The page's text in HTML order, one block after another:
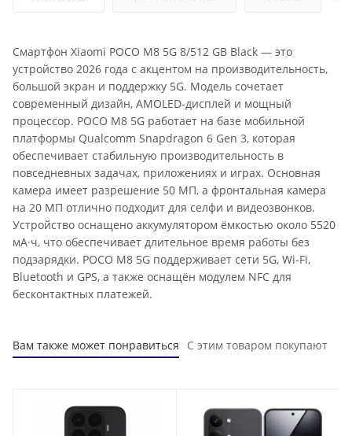
Смартфон Xiaomi POCO M8 5G 8/512 GB Black — это
устройство 2026 года с акцентом на производительность,
большой экран и поддержку 5G. Модель сочетает
современный дизайн, AMOLED-дисплей и мощный
процессор. POCO M8 5G работает на базе мобильной
платформы Qualcomm Snapdragon 6 Gen 3, которая
обеспечивает стабильную производительность в
повседневных задачах, приложениях и играх. Основная
камера имеет разрешение 50 МП, а фронтальная камера
на 20 МП отлично подходит для селфи и видеозвонков.
Устройство оснащено аккумулятором ёмкостью около 5520
мА·ч, что обеспечивает длительное время работы без
подзарядки. POCO M8 5G поддерживает сети 5G, Wi-Fi,
Bluetooth и GPS, а также оснащён модулем NFC для
бесконтактных платежей.
Вам также может понравиться С этим товаром покупают